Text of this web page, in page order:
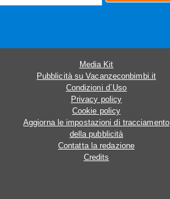
Media Kit
Pubblicità su Vacanzeconbimbi.it
Condizioni d´Uso
Privacy policy
Cookie policy
Aggiorna le impostazioni di tracciamento
della pubblicità
Contatta la redazione
Credits